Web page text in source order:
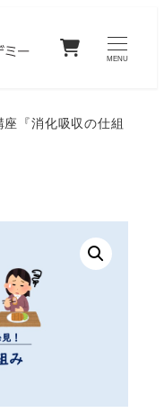
0
MENU
座『消化吸収の仕組